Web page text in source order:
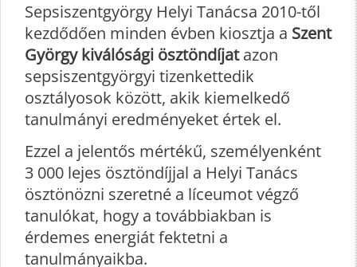
Sepsiszentgyörgy Helyi Tanácsa 2010-től
kezdődően minden évben kiosztja a Szent
György kiválósági ösztöndíjatazon
sepsiszentgyörgyi tizenkettedik
osztályosok között, akik kiemelkedő
tanulmányi eredményeket értek el.
Ezzel a jelentős mértékű, személyenként
3 000 lejes ösztöndíjjal a Helyi Tanács
ösztönözni szeretné a líceumot végző
tanulókat, hogy a továbbiakban is
érdemes energiát fektetni a
tanulmányaikba.